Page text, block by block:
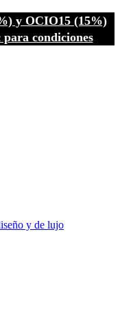
y OCIO15 (15%)
para condiciones